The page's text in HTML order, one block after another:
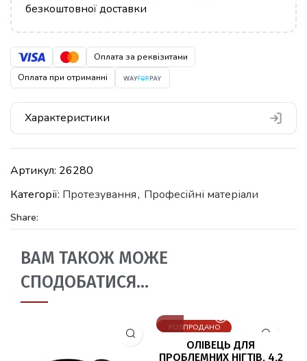
безкоштовної доставки
Оплата за реквізитами
Оплата при отриманні
Характеристики
Артикул: 26280
Категорії: Протезування, Професійні матеріали
Share:
ВАМ ТАКОЖ МОЖЕ
СПОДОБАТИСЯ…
РОЗПРОДАНО
ОЛІВЕЦЬ ДЛЯ
ПРОБЛЕМНИХ НІГТІВ, 4,2